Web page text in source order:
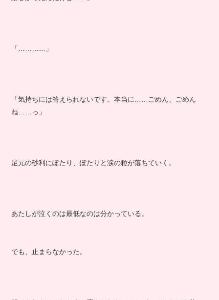
「…………」
「気持ちには答えられないです。本当に……ごめん、ごめん
ね……っ」
足元の砂利にぽたり、ぽたりと涙の粒が落ちていく。
あたしが泣くのは最低なのは分かっている。
でも、止まらなかった。